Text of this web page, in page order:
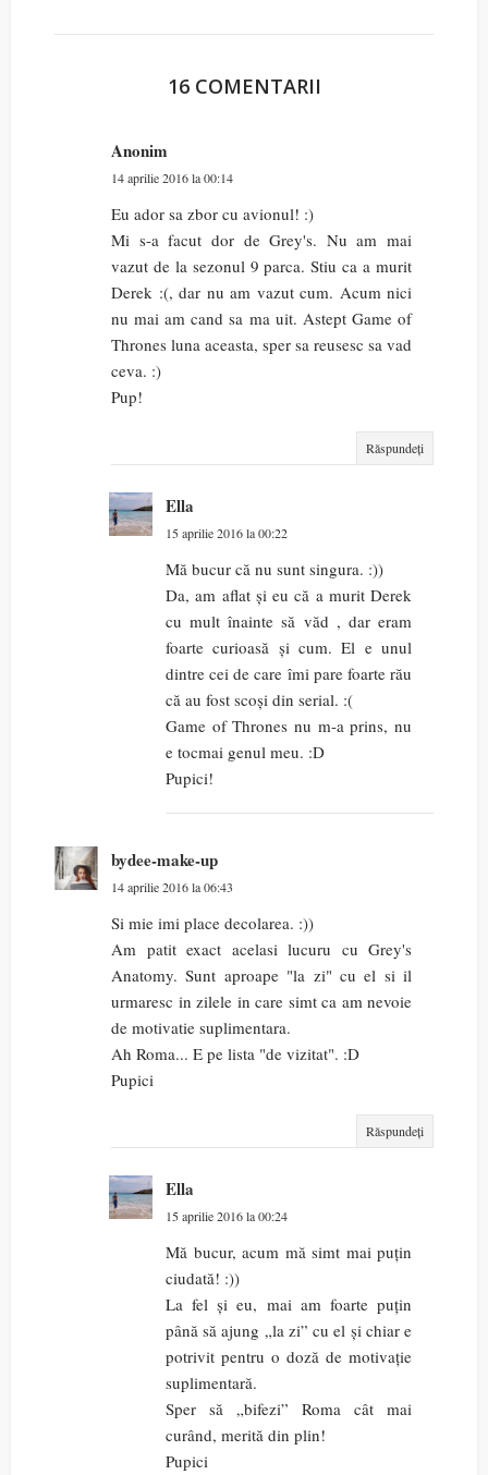
16 COMENTARII
Anonim
14 aprilie 2016 la 00:14
Eu ador sa zbor cu avionul! :)
Mi s-a facut dor de Grey's. Nu am mai
vazut de la sezonul 9 parca. Stiu ca a murit
Derek :(, dar nu am vazut cum. Acum nici
nu mai am cand sa ma uit. Astept Game of
Thrones luna aceasta, sper sa reusesc sa vad
ceva. :)
Pup!
Răspundeți
Ella
15 aprilie 2016 la 00:22
Mă bucur că nu sunt singura. :))
Da, am aflat și eu că a murit Derek
cu mult înainte să văd , dar eram
foarte curioasă și cum. El e unul
dintre cei de care îmi pare foarte rău
că au fost scoși din serial. :(
Game of Thrones nu m-a prins, nu
e tocmai genul meu. :D
Pupici!
bydee-make-up
14 aprilie 2016 la 06:43
Si mie imi place decolarea. :))
Am patit exact acelasi lucuru cu Grey's
Anatomy. Sunt aproape "la zi" cu el si il
urmaresc in zilele in care simt ca am nevoie
de motivatie suplimentara.
Ah Roma... E pe lista "de vizitat". :D
Pupici
Răspundeți
Ella
15 aprilie 2016 la 00:24
Mă bucur, acum mă simt mai puțin
ciudată! :))
La fel și eu, mai am foarte puțin
până să ajung „la zi” cu el și chiar e
potrivit pentru o doză de motivație
suplimentară.
Sper să „bifezi” Roma cât mai
curând, merită din plin!
Pupici